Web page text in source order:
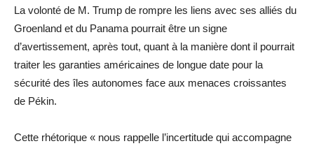
La volonté de M. Trump de rompre les liens avec ses alliés du
Groenland et du Panama pourrait être un signe
d’avertissement, après tout, quant à la manière dont il pourrait
traiter les garanties américaines de longue date pour la
sécurité des îles autonomes face aux menaces croissantes
de Pékin.
Cette rhétorique « nous rappelle l’incertitude qui accompagne